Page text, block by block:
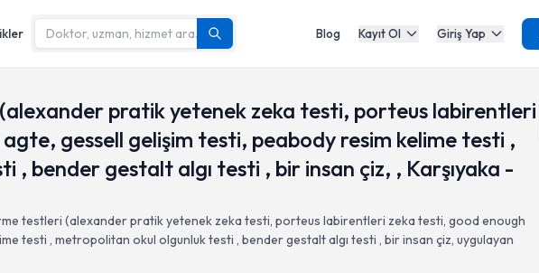
Blog Kayıt Ol Giriş Yap
pratik yetenek zeka testi, porteus labirentleri
gessell gelişim testi, peabody resim kelime testi ,
, bender gestalt algı testi , bir insan çiz, , Karşıyaka -
testleri (alexander pratik yetenek zeka testi, porteus labirentleri zeka testi, good enough
testi , metropolitan okul olgunluk testi , bender gestalt algı testi , bir insan çiz, uygulayan